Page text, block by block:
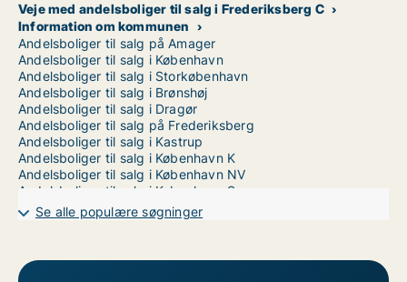
Veje med andelsboliger til salg i Frederiksberg C
Information om kommunen
Andelsboliger til salg på Amager
Andelsboliger til salg i København
Andelsboliger til salg i Storkøbenhavn
Andelsboliger til salg i Brønshøj
Andelsboliger til salg i Dragør
Andelsboliger til salg på Frederiksberg
Andelsboliger til salg i Kastrup
Andelsboliger til salg i København K
Andelsboliger til salg i København NV
Andelsboliger til salg i København S
Andelsboliger til salg i København SV
Andelsboliger til salg i Nordhavn
Andelsboliger til salg i Vanløse
Se alle populære søgninger